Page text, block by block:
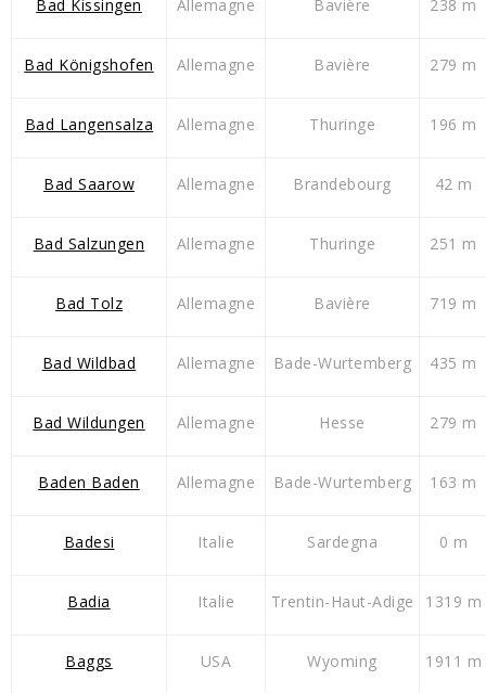
Bad Kissingen Allemagne Bavière 238 m
Bad Königshofen Allemagne Bavière 279 m
Bad Langensalza Allemagne Thuringe 196 m
Bad Saarow Allemagne Brandebourg 42 m
Bad Salzungen Allemagne Thuringe 251 m
Bad Tolz Allemagne Bavière 719 m
Bad Wildbad Allemagne Bade-Wurtemberg 435 m
Bad Wildungen Allemagne Hesse 279 m
Baden Baden Allemagne Bade-Wurtemberg 163 m
Badesi Italie Sardegna 0 m
Badia Italie Trentin-Haut-Adige 1319 m
Baggs USA Wyoming 1911 m